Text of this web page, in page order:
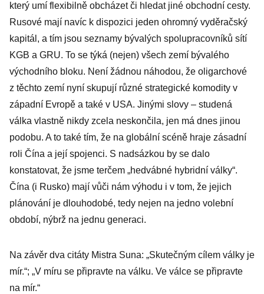
který umí flexibilně obcházet či hledat jiné obchodní cesty.
Rusové mají navíc k dispozici jeden ohromný vyděračský
kapitál, a tím jsou seznamy bývalých spolupracovníků sítí
KGB a GRU. To se týká (nejen) všech zemí bývalého
východního bloku. Není žádnou náhodou, že oligarchové
z těchto zemí nyní skupují různé strategické komodity v
západní Evropě a také v USA. Jinými slovy – studená
válka vlastně nikdy zcela neskončila, jen má dnes jinou
podobu. A to také tím, že na globální scéně hraje zásadní
roli Čína a její spojenci. S nadsázkou by se dalo
konstatovat, že jsme terčem „hedvábné hybridní války“.
Čína (i Rusko) mají vůči nám výhodu i v tom, že jejich
plánování je dlouhodobé, tedy nejen na jedno volební
období, nýbrž na jednu generaci.
Na závěr dva citáty Mistra Suna: „Skutečným cílem války je
mír.“; „V míru se připravte na válku. Ve válce se připravte
na mír.“